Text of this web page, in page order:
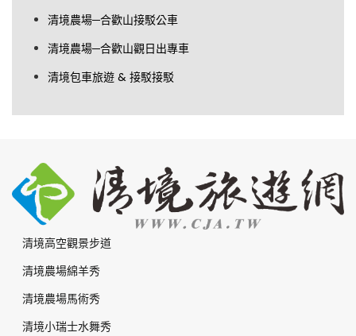
清境農場─合歡山接駁公車
清境農場─合歡山觀日出專車
清境包車旅遊 & 接駁接駁
清境高空觀景步道
清境農場綿羊秀
清境農場馬術秀
清境小瑞士水舞秀